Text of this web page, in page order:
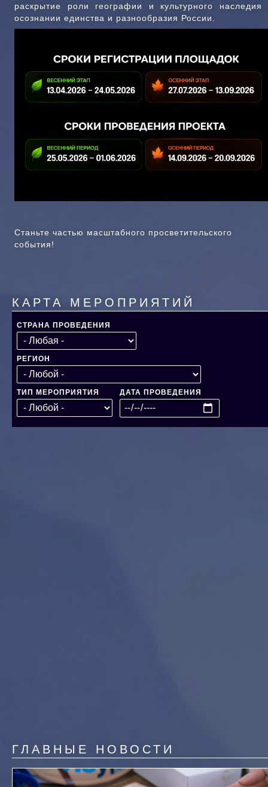
раскрытие роли географии и культурного наследия
осознании единства и разнообразия России.
Станьте частью масштабного просветительского
события!
КАРТА МЕРОПРИЯТИЙ
СТРАНА ПРОВЕДЕНИЯ
РЕГИОН
ТИП МЕРОПРИЯТИЯ ДАТА ПРОВЕДЕНИЯ
ГЛАВНЫЕ НОВОСТИ